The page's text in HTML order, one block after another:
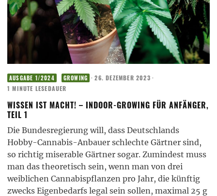
AUSGABE 1/2024 GROWING · 26. DEZEMBER 2023 ·
1 MINUTE LESEDAUER
WISSEN IST MACHT! – INDOOR-GROWING FÜR ANFÄNGER,
TEIL 1
Die Bundesregierung will, dass Deutschlands
Hobby-Cannabis-Anbauer schlechte Gärtner sind,
so richtig miserable Gärtner sogar. Zumindest muss
man das theoretisch sein, wenn man von drei
weiblichen Cannabispflanzen pro Jahr, die künftig
zwecks Eigenbedarfs legal sein sollen, maximal 25 g